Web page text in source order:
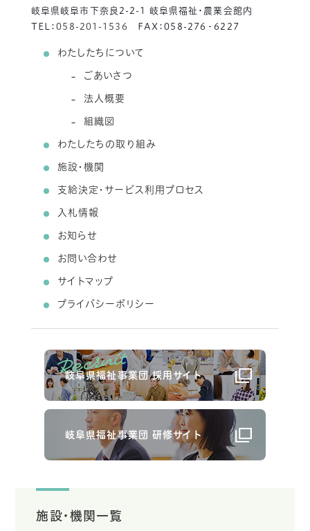
岐阜県岐阜市下奈良2-2-1 岐阜県福祉・農業会館内
TEL：058-201-1536 FAX：058-276‐6227
わたしたちについて
ごあいさつ
法人概要
組織図
わたしたちの取り組み
施設・機関
支給決定・サービス利用プロセス
入札情報
お知らせ
お問い合わせ
サイトマップ
プライバシーポリシー
岐阜県福祉事業団 採用サイト
岐阜県福祉事業団 研修サイト
施設・機関一覧